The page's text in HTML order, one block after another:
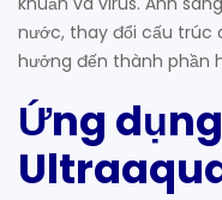
nước, thay đổi cấu trúc
hưởng đến thành phần
Ứng